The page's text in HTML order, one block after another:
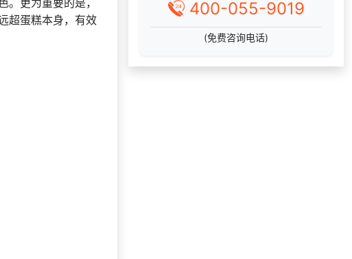
超蛋糕本身，有效
150***
21 分钟前
了解福利商城平台
131***
21 天前
选择了礼品提货系统
400-055-9019
(免费咨询电话)